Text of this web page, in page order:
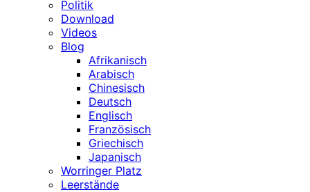
Politik
Download
Videos
Blog
Afrikanisch
Arabisch
Chinesisch
Deutsch
Englisch
Französisch
Griechisch
Japanisch
Worringer Platz
Leerstände